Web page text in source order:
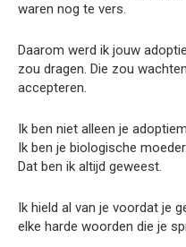
waren nog te vers.
Daarom werd ik jouw
zou dragen. Die zou
accepteren.
Ik ben niet alleen je
Ik ben je biologische moeder.
Dat ben ik altijd geweest.
Ik hield al van je voordat je
elke harde woorden die je